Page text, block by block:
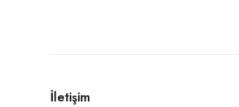
İletişim